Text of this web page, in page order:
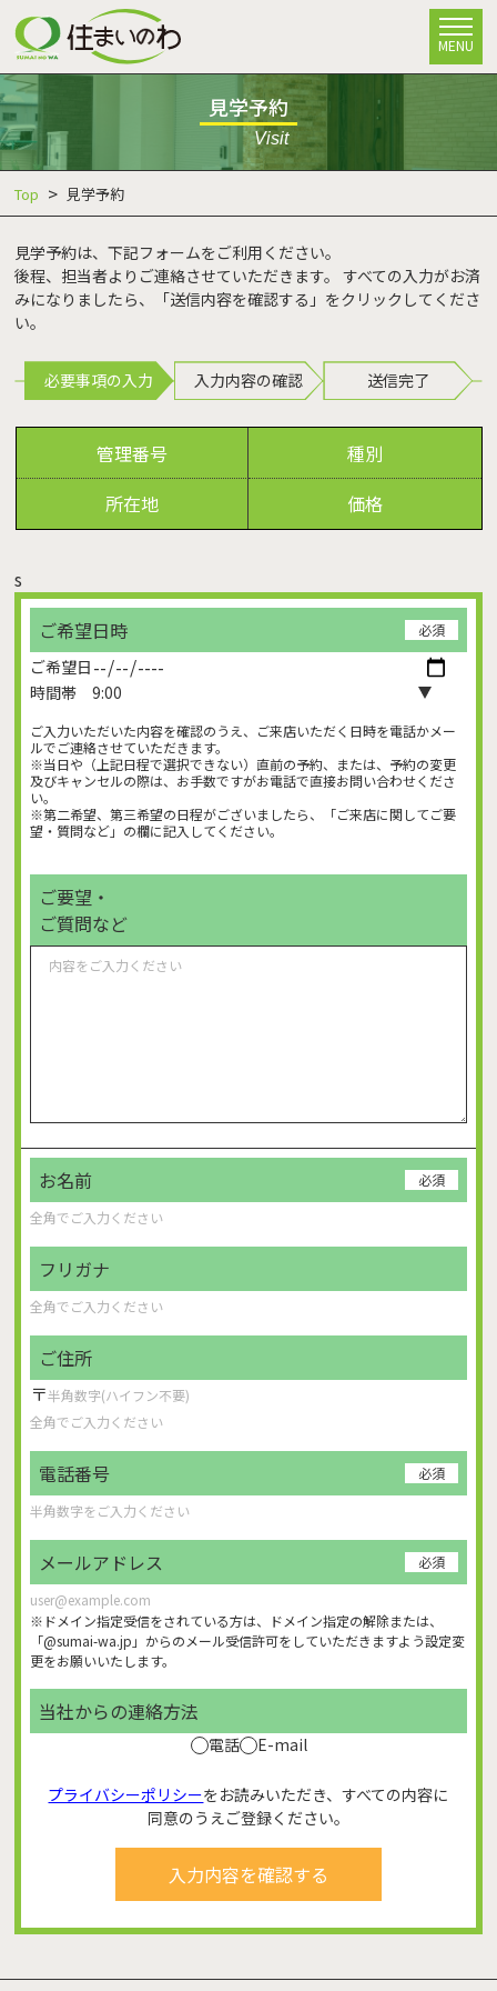
MENU
見学予約
Visit
Top 見学予約
見学予約は、下記フォームをご利用ください。
後程、担当者よりご連絡させていただきます。 すべての入力がお済
みになりましたら、「送信内容を確認する」をクリックしてくださ
い。
必要事項の入力 入力内容の確認 送信完了
管理番号
種別
所在地
価格
s
ご希望日時
必須
ご希望日
時間帯
ご入力いただいた内容を確認のうえ、ご来店いただく日時を電話かメー
ルでご連絡させていただきます。
※当日や（上記日程で選択できない）直前の予約、または、予約の変更
及びキャンセルの際は、お手数ですがお電話で直接お問い合わせくださ
い。
※第二希望、第三希望の日程がございましたら、「ご来店に関してご要
望・質問など」の欄に記入してください。
ご要望・
ご質問など
お名前 必須
フリガナ
ご住所
〒
電話番号 必須
メールアドレス 必須
※ドメイン指定受信をされている方は、ドメイン指定の解除または、
「@sumai-wa.jp」からのメール受信許可をしていただきますよう設定変
更をお願いいたします。
当社からの連絡方法
電話 E-mail
プライバシーポリシーをお読みいただき、すべての内容に
同意のうえご登録ください。